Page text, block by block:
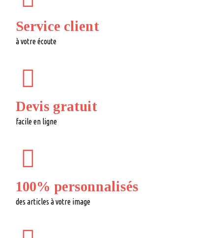
Service client
à votre écoute
Devis gratuit
facile en ligne
100% personnalisés
des articles à votre image